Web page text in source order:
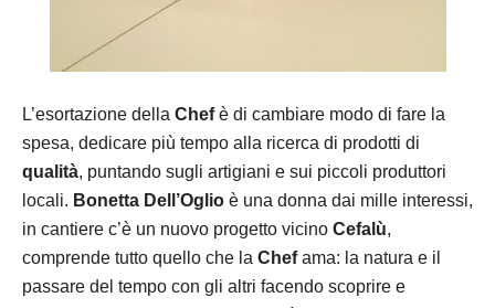
L’esortazione della Chefè di cambiare modo di fare la
spesa, dedicare più tempo alla ricerca di prodotti di
qualità, puntando sugli artigiani e sui piccoli produttori
locali. Bonetta Dell’Oglio è una donna dai mille interessi,
in cantiere c’è un nuovo progetto vicino Cefalù,
comprende tutto quello che l a Chefama: la natura e il
passare del tempo con gli altri facendo scoprire e